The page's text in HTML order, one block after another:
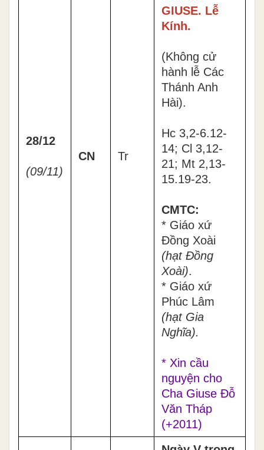
28/12
(09/11)
CN Tr
GIUSE. Lễ
Kính.
(Không cử
hành lễ Các
Thánh Anh
Hài).
Hc 3,2-6.12-
14; Cl 3,12-
21; Mt 2,13-
15.19-23.
CMTC:
* Giáo xứ
Đồng Xoài
(hạt Đồng
Xoài).
* Giáo xứ
Phúc Lâm
(hạt Gia
Nghĩa).
* Xin cầu
nguyện cho
Cha Giuse Đỗ
Văn Tháp
(+2011)